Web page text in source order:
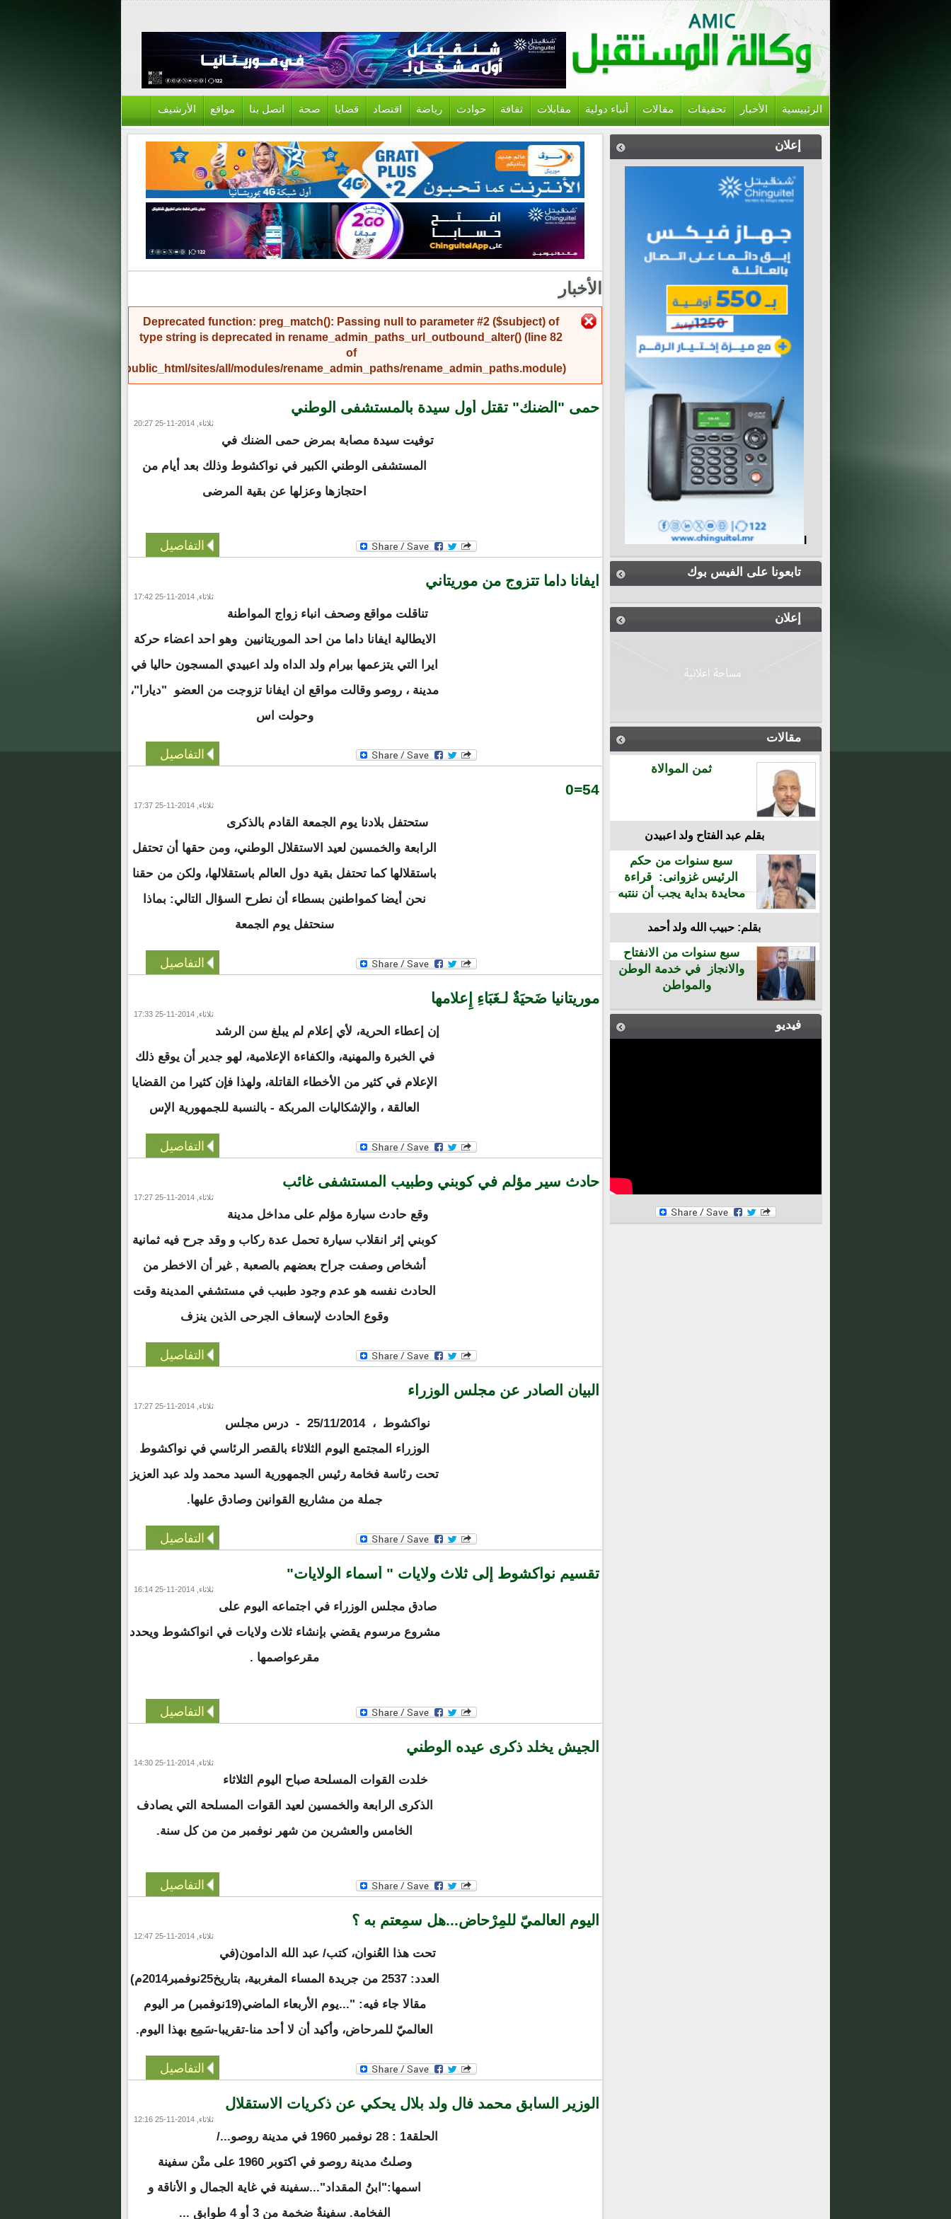
الرئييسية الأخبار تحقيقات مقالات أنباء دولية مقابلات ثقافة حوادث رياضة اقتصاد قضايا صحة اتصل بنا مواقع الأرشيف
إعلان
تابعونا على الفيس بوك
إعلان
مقالات
ثمن الموالاة
بقلم عبد الفتاح ولد اعبيدن
سبع سنوات من حكم
الرئيس غزوانى: قراءة
محايدة بداية يجب أن ننتبه
بقلم: حبيب الله ولد أحمد
سبع سنوات من الانفتاح
والانجاز في خدمة الوطن
والمواطن
فيديو
الأخبار
رسالة الخطأ Deprecated function: preg_match(): Passing null to parameter #2 ($subject) of
type string is deprecated in rename_admin_paths_url_outbound_alter() (line 82
of
/home/amicinf1/public_html/sites/all/modules/rename_admin_paths/rename_admin_paths.module).
حمى "الضنك" تقتل أول سيدة بالمستشفى الوطني
ثلاثاء, 2014-11-25 20:27
توفيت سيدة مصابة بمرض حمى الضنك في
المستشفى الوطني الكبير في نواكشوط وذلك بعد أيام من
احتجازها وعزلها عن بقية المرضى
التفاصيل
ايفانا داما تتزوج من موريتاني
ثلاثاء, 2014-11-25 17:42
تناقلت مواقع وصحف انباء زواج المواطنة
الايطالية ايفانا داما من احد الموريتانيين وهو احد اعضاء حركة
ايرا التي يتزعمها بيرام ولد الداه ولد اعبيدي المسجون حاليا في
مدينة ، روصو وقالت مواقع ان ايفانا تزوجت من العضو "ديارا"،
وحولت اس
التفاصيل
54=0
ثلاثاء, 2014-11-25 17:37
ستحتفل بلادنا يوم الجمعة القادم بالذكرى
الرابعة والخمسين لعيد الاستقلال الوطني، ومن حقها أن تحتفل
باستقلالها كما تحتفل بقية دول العالم باستقلالها، ولكن من حقنا
نحن أيضا كمواطنين بسطاء أن نطرح السؤال التالي: بماذا
سنحتفل يوم الجمعة
التفاصيل
موريتانيا ضَحيَةٌ لـغَبَاءِ إِعلامها
ثلاثاء, 2014-11-25 17:33
إن إعطاء الحرية، لأي إعلام لم يبلغ سن الرشد
في الخبرة والمهنية، والكفاءة الإعلامية، لهو جدير أن يوقع ذلك
الإعلام في كثير من الأخطاء القاتلة، ولهذا فإن كثيرا من القضايا
العالقة ، والإشكاليات المربكة - بالنسبة للجمهورية الإس
التفاصيل
حادث سير مؤلم في كوبني وطبيب المستشفى غائب
ثلاثاء, 2014-11-25 17:27
وقع حادث سيارة مؤلم على مداخل مدينة
كوبني إثر انقلاب سيارة تحمل عدة ركاب و وقد جرح فيه ثمانية
أشخاص وصفت جراح بعضهم بالصعبة , غير أن الاخطر من
الحادث نفسه هو عدم وجود طبيب في مستشفي المدينة وقت
وقوع الحادث لإسعاف الجرحى الذين ينزف
التفاصيل
البيان الصادر عن مجلس الوزراء
ثلاثاء, 2014-11-25 17:27
نواكشوط ، 25/11/2014 -
درس مجلس
الوزراء المجتمع اليوم الثلاثاء بالقصر الرئاسي في نواكشوط
تحت رئاسة فخامة رئيس الجمهورية السيد محمد ولد عبد العزيز
جملة من مشاريع القوانين وصادق عليها.
التفاصيل
تقسيم نواكشوط إلى ثلاث ولايات " أسماء الولايات"
ثلاثاء, 2014-11-25 16:14
صادق مجلس الوزراء في اجتماعه اليوم على
مشروع مرسوم يقضي بإنشاء ثلاث ولايات في انواكشوط ويحدد
مقرعواصمها .
التفاصيل
الجيش يخلد ذكرى عيده الوطني
ثلاثاء, 2014-11-25 14:30
خلدت القوات المسلحة صباح اليوم الثلاثاء
الذكرى الرابعة والخمسين لعيد القوات المسلحة التي يصادف
الخامس والعشرين من شهر نوفمبر من من كل سنة.
التفاصيل
اليوم العالميّ للمِرْحاض...هل سمِعتم به ؟
ثلاثاء, 2014-11-25 12:47
تحت هذا العُنوان، كتب/ عبد الله الدامون(في
العدد: 2537 من جريدة المساء المغربية، بتاريخ25نوفمبر2014م)
مقالا جاء فيه: "...يوم الأربعاء الماضي(19نوفمبر) مر اليوم
العالميّ للمرحاض، وأكيد أن لا أحد منا-تقريبا-سَمِع بهذا اليوم.
التفاصيل
الوزير السابق محمد فال ولد بلال يحكي عن ذكريات الاستقلال
ثلاثاء, 2014-11-25 12:16
الحلقة1 : 28 نوفمبر 1960 في مدينة روصو.../
وصلتُ مدينة روصو في اكتوبر 1960 على متْن سفينة
اسمها:"ابنُ المقداد"...سفينة في غاية الجمال و الأناقة و
الفخامة. سفينةٌ ضخمة من 3 أو 4 طوابق ...